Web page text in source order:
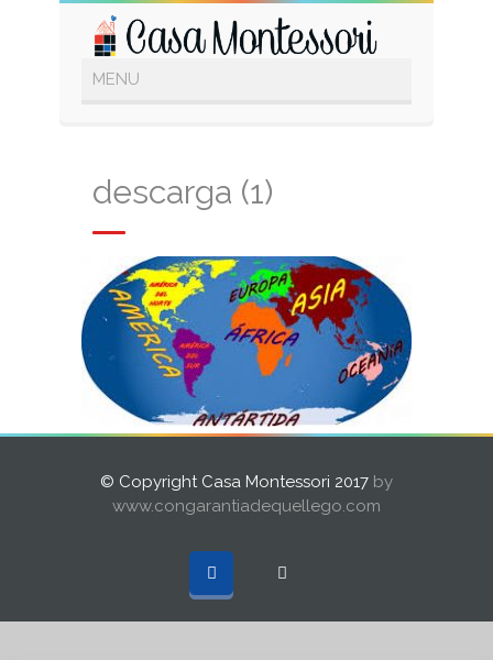
descarga (1)
© Copyright Casa Montessori 2017 by
www.congarantiadequellego.com